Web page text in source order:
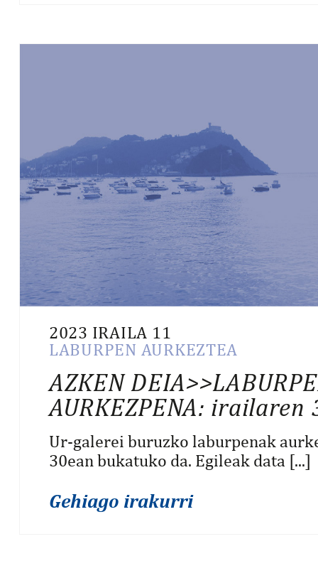
2023 IRAILA 11
LABURPEN AURKEZTEA
AZKEN
AURKEZPENA: irailaren
Ur-galerei buruzko laburpenak
30ean bukatuko da. Egileak data [...]
Gehiago irakurri